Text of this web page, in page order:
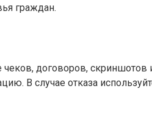
граждан.
договоров, скриншотов
В случае отказа